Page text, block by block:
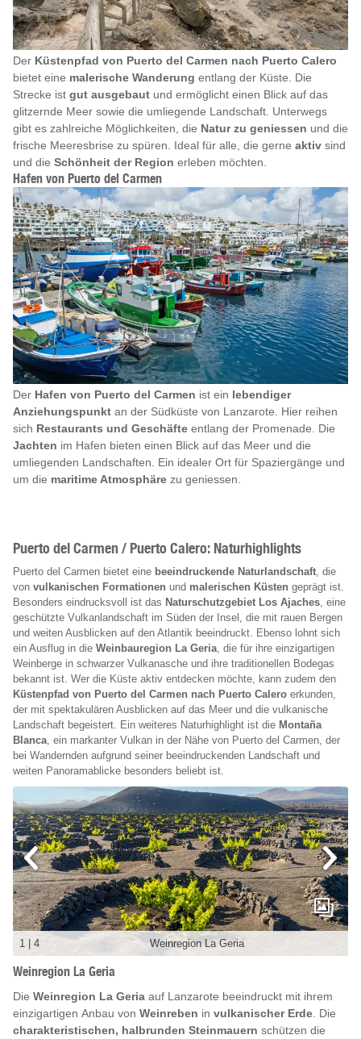
Der Küstenpfad von Puerto del Carmen nach Puerto Calero
bietet eine malerische Wanderung entlang der Küste. Die
Strecke ist gut ausgebaut und ermöglicht einen Blick auf das
glitzernde Meer sowie die umliegende Landschaft. Unterwegs
gibt es zahlreiche Möglichkeiten, die Natur zu geniessen und die
frische Meeresbrise zu spüren. Ideal für alle, die gerne aktiv sind
und die Schönheit der Region erleben möchten.
Hafen von Puerto del Carmen
Der Hafen von Puerto del Carmen ist ein lebendiger
Anziehungspunkt an der Südküste von Lanzarote. Hier reihen
sich Restaurants und Geschäfte entlang der Promenade. Die
Jachten im Hafen bieten einen Blick auf das Meer und die
umliegenden Landschaften. Ein idealer Ort für Spaziergänge und
um die maritime Atmosphäre zu geniessen.
Puerto del Carmen / Puerto Calero: Naturhighlights
Puerto del Carmen bietet eine beeindruckende Naturlandschaft , die
von vulkanischen Formationen und malerischen Küsten geprägt ist.
Besonders eindrucksvoll ist das Naturschutzgebiet Los Ajaches , eine
geschützte Vulkanlandschaft im Süden der Insel, die mit rauen Bergen
und weiten Ausblicken auf den Atlantik beeindruckt. Ebenso lohnt sich
ein Ausflug in die Weinbauregion La Geria , die für ihre einzigartigen
Weinberge in schwarzer Vulkanasche und ihre traditionellen Bodegas
bekannt ist. Wer die Küste aktiv entdecken möchte, kann zudem den
Küstenpfad von Puerto del Carmen nach Puerto Calero erkunden,
der mit spektakulären Ausblicken auf das Meer und die vulkanische
Landschaft begeistert. Ein weiteres Naturhighlight ist die Montaña
Blanca , ein markanter Vulkan in der Nähe von Puerto del Carmen, der
bei Wandernden aufgrund seiner beeindruckenden Landschaft und
weiten Panoramablicke besonders beliebt ist.
Weinregion La Geria
1 | 4
Weinregion La Geria
Die Weinregion La Geria auf Lanzarote beeindruckt mit ihrem
einzigartigen Anbau von Weinreben in vulkanischer Erde . Die
charakteristischen, halbrunden Steinmauern schützen die